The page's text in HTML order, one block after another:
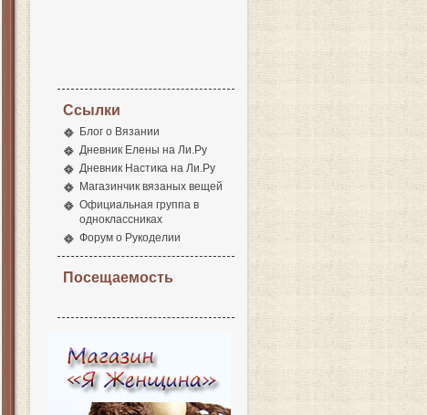
Ссылки
Блог о Вязании
Дневник Елены на Ли.Ру
Дневник Настика на Ли.Ру
Магазинчик вязаных вещей
Официальная группа в
одноклассниках
Форум о Рукоделии
Посещаемость